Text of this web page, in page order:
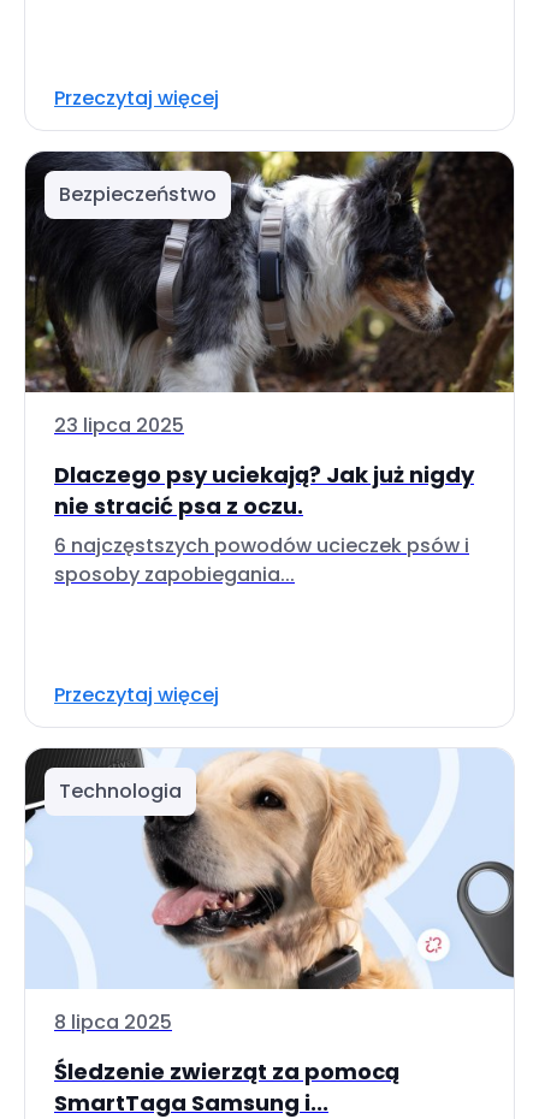
Przeczytaj więcej
Bezpieczeństwo
23 lipca 2025
Dlaczego psy uciekają? Jak już nigdy
nie stracić psa z oczu.
6 najczęstszych powodów ucieczek psów i
sposoby zapobiegania...
Przeczytaj więcej
Technologia
8 lipca 2025
Śledzenie zwierząt za pomocą
SmartTaga Samsung i...